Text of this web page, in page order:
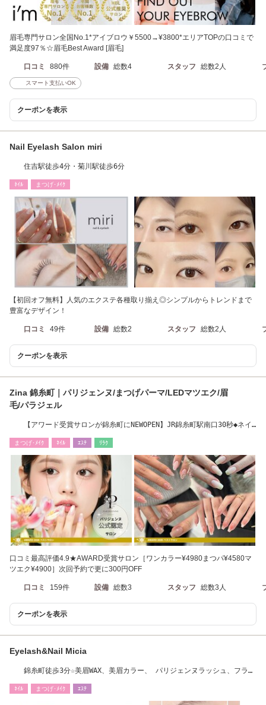
眉毛専門サロン全国No.1*アイブロウ￥5500→¥3800*エリアTOPの口コミで
満足度97％☆眉毛Best Award [眉毛]
口コミ 880件 設備 総数4 スタッフ 総数2人
スマート支払いOK
クーポンを表示
Nail Eyelash Salon miri
住吉駅徒歩4分・菊川駅徒歩6分
ﾈｲﾙ まつげ･ﾒｲｸ
【初回オフ無料】人気のエクステ各種取り揃え◎シンプルからトレンドまで
豊富なデザイン！
口コミ 49件 設備 総数2 スタッフ 総数2人
クーポンを表示
Zina 錦糸町｜パリジェンヌ/まつげパーマ/LEDマツエク/眉
毛/パラジェル
【アワード受賞サロンが錦糸町にNEWOPEN】JR錦糸町駅南口30秒◆ネイ
まつげ･ﾒｲｸ ﾈｲﾙ ｴｽﾃ ﾘﾗｸ
口コミ最高評価4.9★AWARD受賞サロン［ワンカラー¥4980まつパ¥4580マ
ツエク¥4900］次回予約で更に300円OFF
口コミ 159件 設備 総数3 スタッフ 総数3人
クーポンを表示
Eyelash&Nail Micia
錦糸町徒歩3分☆美眉WAX、美眉カラー、 パリジェンヌラッシュ、フラッ
ﾈｲﾙ まつげ･ﾒｲｸ ｴｽﾃ